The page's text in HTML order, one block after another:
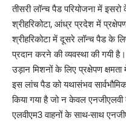
तीसरी लॉन्च पैड परियोजना में
श्रीहरिकोटा, आंध्र प्रदेश में
श्रीहरिकोटा में दूसरे लॉन्च पैड के
प्रदान करने की व्यवस्था की गयी
उड़ान मिशनों के लिए प्रक्षेपण क्षमता में
इस लांच पैड को यथासंभव
किया गया है जो न केवल
एलवीएम3 वाहनों के साथ-साथ